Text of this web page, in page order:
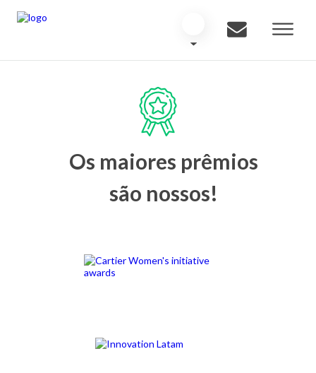
Os maiores prêmios
são nossos!